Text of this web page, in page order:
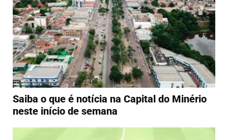
Saiba o que é notícia na Capital do Minério
neste início de semana